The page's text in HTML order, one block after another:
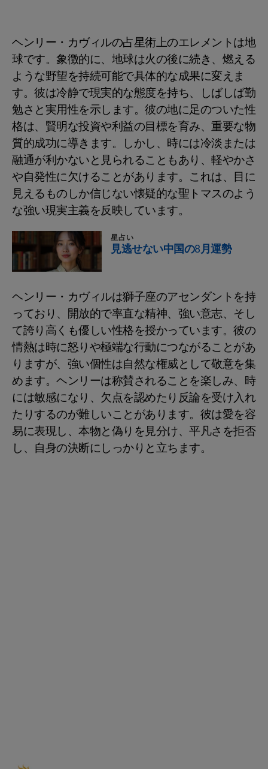
ヘンリー・カヴィルの占星術上のエレメントは地
球です。象徴的に、地球は火の後に続き、燃える
ような野望を持続可能で具体的な成果に変えま
す。彼は冷静で現実的な態度を持ち、しばしば勤
勉さと実用性を示します。彼の地に足のついた性
格は、賢明な投資や利益の目標を育み、重要な物
質的成功に導きます。しかし、時には冷淡または
融通が利かないと見られることもあり、軽やかさ
や自発性に欠けることがあります。これは、目に
見えるものしか信じない懐疑的な聖トマスのよう
な強い現実主義を反映しています。
星占い
見逃せない中国の8月運勢
ヘンリー・カヴィルは獅子座のアセンダントを持
っており、開放的で率直な精神、強い意志、そし
て誇り高くも優しい性格を授かっています。彼の
情熱は時に怒りや極端な行動につながることがあ
りますが、強い個性は自然な権威として敬意を集
めます。ヘンリーは称賛されることを楽しみ、時
には敏感になり、欠点を認めたり反論を受け入れ
たりするのが難しいことがあります。彼は愛を容
易に表現し、本物と偽りを見分け、平凡さを拒否
し、自身の決断にしっかりと立ちます。